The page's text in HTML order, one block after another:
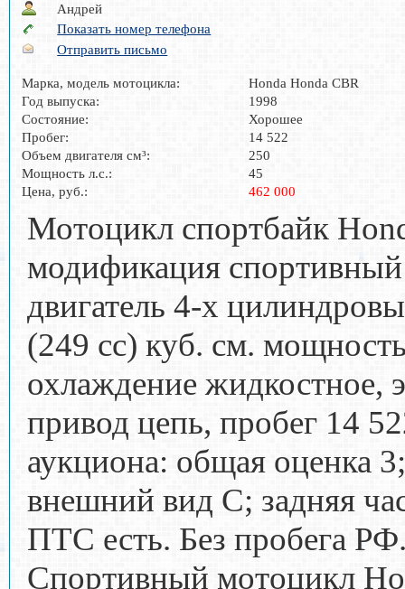
Андрей
Показать номер телефона
Отправить письмо
Марка, модель мотоцикла:
Honda Honda CBR
Год выпуска:
1998
Состояние:
Хорошее
Пробег:
14 522
Объем двигателя см³:
250
Мощность л.с.:
45
Цена, руб.:
462 000
Мотоцикл спортбайк
модификация
двигатель 4-х
(249 cc) куб. см.
охлаждение жидкостное,
привод цепь, пробег 14
аукциона: общая оценка
внешний вид C; задняя
ПТС есть. Без пробега
Спортивный мотоцикл